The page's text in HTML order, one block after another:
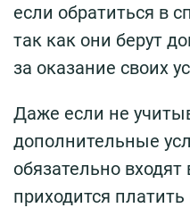
если обратиться в
так как они берут
за оказание своих
Даже если не
дополнительные
обязательно входят
приходится